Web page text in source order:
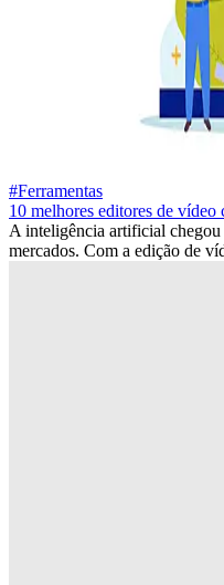
#Ferramentas
10 melhores editores de vídeo
A inteligência artificial
mercados. Com a edição de